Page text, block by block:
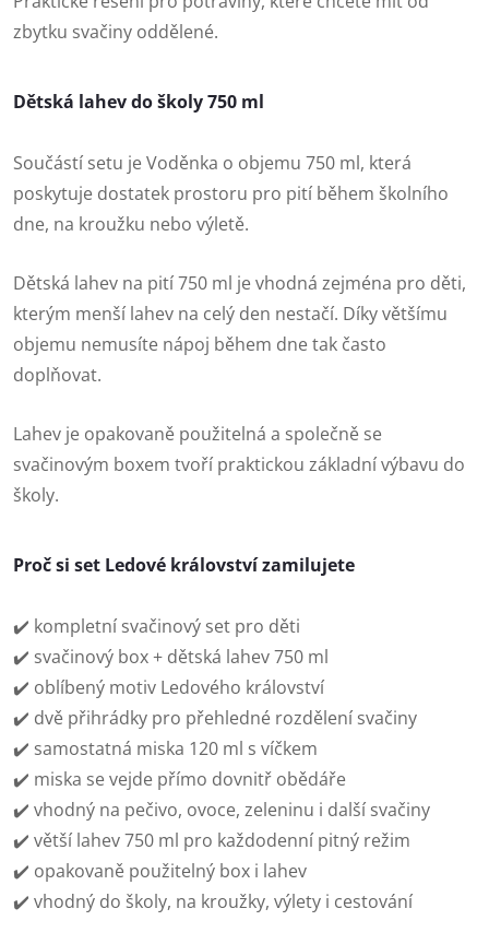
zbytku svačiny oddělené.
Dětská lahev do školy 750 ml
Součástí setu je Voděnka o objemu 750 ml, která
poskytuje dostatek prostoru pro pití během školního
dne, na kroužku nebo výletě.
Dětská lahev na pití 750 ml je vhodná zejména pro děti,
kterým menší lahev na celý den nestačí. Díky většímu
objemu nemusíte nápoj během dne tak často
doplňovat.
Lahev je opakovaně použitelná a společně se
svačinovým boxem tvoří praktickou základní výbavu do
školy.
Proč si set Ledové království zamilujete
✔️ kompletní svačinový set pro děti
✔️ svačinový box + dětská lahev 750 ml
✔️ oblíbený motiv Ledového království
✔️ dvě přihrádky pro přehledné rozdělení svačiny
✔️ samostatná miska 120 ml s víčkem
✔️ miska se vejde přímo dovnitř obědáře
✔️ vhodný na pečivo, ovoce, zeleninu i další svačiny
✔️ větší lahev 750 ml pro každodenní pitný režim
✔️ opakovaně použitelný box i lahev
✔️ vhodný do školy, na kroužky, výlety i cestování